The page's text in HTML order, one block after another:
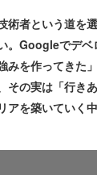
術者という道を
。Googleでデ
みを作ってきた
その実は「行き
アを築いていく